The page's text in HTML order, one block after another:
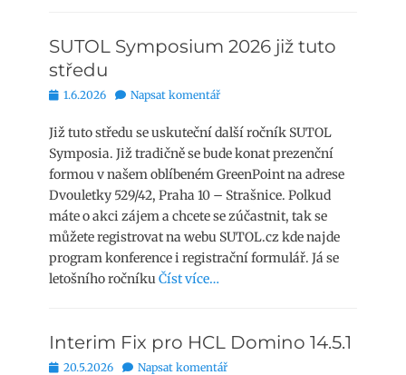
SUTOL Symposium 2026 již tuto
středu
Publikováno
1.6.2026 Napsat komentář
Již tuto středu se uskuteční další ročník SUTOL
Symposia. Již tradičně se bude konat prezenční
formou v našem oblíbeném GreenPoint na adrese
Dvouletky 529/42, Praha 10 – Strašnice. Polkud
máte o akci zájem a chcete se zúčastnit, tak se
můžete registrovat na webu SUTOL.cz kde najde
program konference i registrační formulář. Já se
letošního ročníkuČíst více…
Interim Fix pro HCL Domino 14.5.1
Publikováno
20.5.2026 Napsat komentář